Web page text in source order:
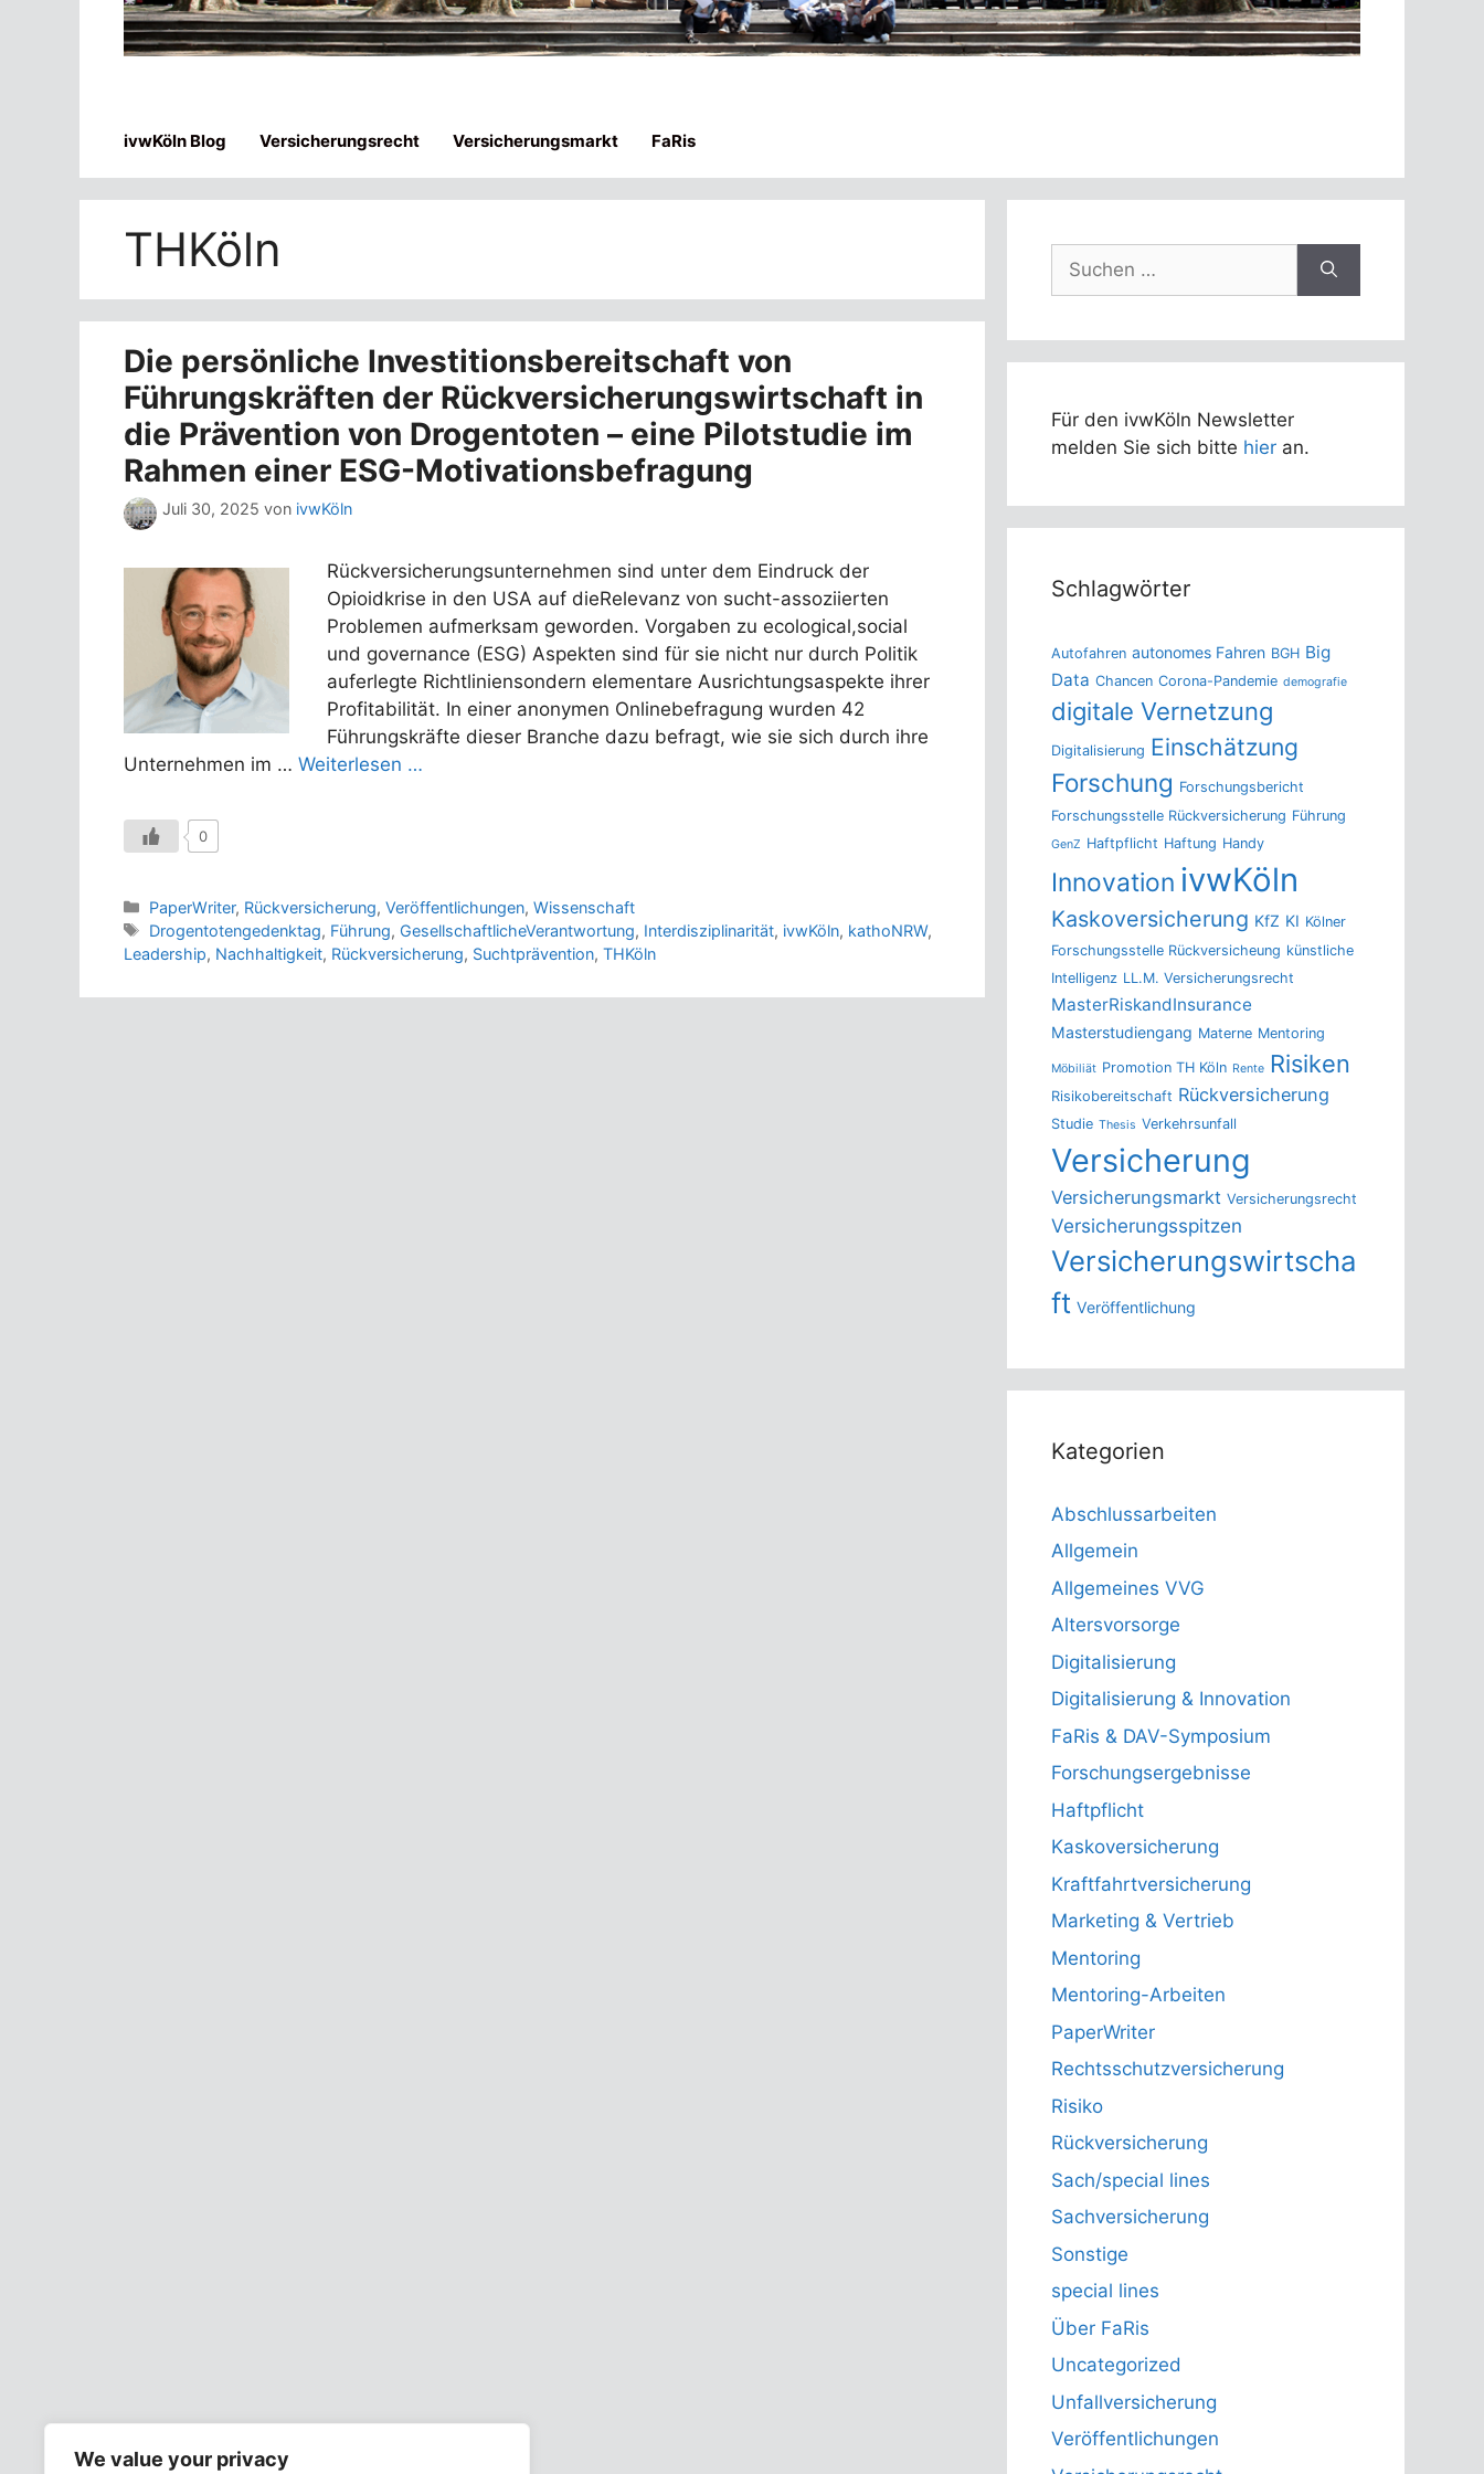
We value your privacy
ivwKöln Blog Versicherungsrecht Versicherungsmarkt FaRis
THKöln
Die persönliche Investitionsbereitschaft von
Führungskräften der Rückversicherungswirtschaft in
die Prävention von Drogentoten – eine Pilotstudie im
Rahmen einer ESG-Motivationsbefragung
Juli 30, 2025 von ivwKöln
Rückversicherungsunternehmen sind unter dem Eindruck der
Opioidkrise in den USA auf dieRelevanz von sucht-assoziierten
Problemen aufmerksam geworden. Vorgaben zu ecological,social
und governance (ESG) Aspekten sind für sie nicht nur durch Politik
auferlegte Richtliniensondern elementare Ausrichtungsaspekte ihrer
Profitabilität. In einer anonymen Onlinebefragung wurden 42
Führungskräfte dieser Branche dazu befragt, wie sie sich durch ihre
Unternehmen im … Weiterlesen …
0
Kategorien
PaperWriter, Rückversicherung,Veröffentlichungen,Wissenschaft
Schlagwörter
Drogentotengedenktag, Führung, GesellschaftlicheVerantwortung, Interdisziplinarität, ivwKöln, kathoNRW,
Leadership, Nachhaltigkeit, Rückversicherung, Suchtprävention, THKöln
nach:
Für den ivwKöln Newsletter
melden Sie sich bitte hier an.
Schlagwörter
Autofahren autonomes Fahren BGH Big
Data Chancen Corona-Pandemie demografie
digitale Vernetzung
Digitalisierung Einschätzung
Forschung Forschungsbericht
Forschungsstelle Rückversicherung Führung
GenZ Haftpflicht Haftung Handy
Innovation ivwKöln
Kaskoversicherung KfZ KI Kölner
Forschungsstelle Rückversicheung künstliche
Intelligenz LL.M. Versicherungsrecht
MasterRiskandInsurance
Masterstudiengang Materne Mentoring
Möbiliät Promotion TH Köln Rente Risiken
Risikobereitschaft Rückversicherung
Studie Thesis Verkehrsunfall
Versicherung
Versicherungsmarkt Versicherungsrecht
Versicherungsspitzen
Versicherungswirtscha
ft Veröffentlichung
Kategorien
Abschlussarbeiten
Allgemein
Allgemeines VVG
Altersvorsorge
Digitalisierung
Digitalisierung & Innovation
FaRis & DAV-Symposium
Forschungsergebnisse
Haftpflicht
Kaskoversicherung
Kraftfahrtversicherung
Marketing & Vertrieb
Mentoring
Mentoring-Arbeiten
PaperWriter
Rechtsschutzversicherung
Risiko
Rückversicherung
Sach/special lines
Sachversicherung
Sonstige
special lines
Über FaRis
Uncategorized
Unfallversicherung
Veröffentlichungen